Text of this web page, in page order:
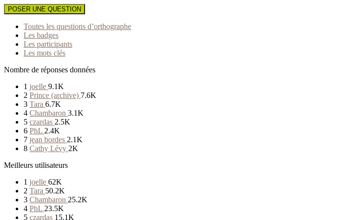
POSER UNE QUESTION
Toutes les questions d’orthographe
Les badges
Les participants
Les mots clés
Nombre de réponses données
1 joelle 9.1K
2 Prince (archive) 7.6K
3 Tara 6.7K
4 Chambaron 3.1K
5 czardas 2.5K
6 PhL 2.4K
7 jean bordes 2.1K
8 Cathy Lévy 2K
Meilleurs utilisateurs
1 joelle 62K
2 Tara 50.2K
3 Chambaron 25.2K
4 PhL 23.5K
5 czardas 15.1K